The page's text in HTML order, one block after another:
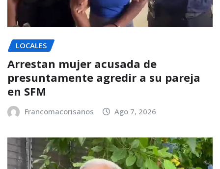
LOCALES
Arrestan mujer acusada de
presuntamente agredir a su pareja
en SFM
Francomacorisanos Ago 7, 2026